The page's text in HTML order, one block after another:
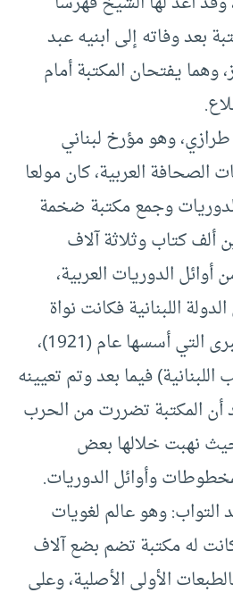
بعد وفاته إلى ابنيه عبد
وهما يفتحان المكتبة أمام
وهو مؤرخ لبناني
الصحافة العربية، كان مولعا
وجمع مكتبة ضخمة
كتاب وثلاثة آلاف
الدوريات العربية،
اللبنانية فكانت نواة
مكتبة بيروت الكبرى التي أسسها عام (1921)،
فيما بعد وتم تعيينه
أن المكتبة تضررت من الحرب
حيث نهبت خلالها بعض
وأوائل الدوريات.
وهو عالم لغويات
له مكتبة تضم بضع آلاف
الأولى الأصلية، وعلى